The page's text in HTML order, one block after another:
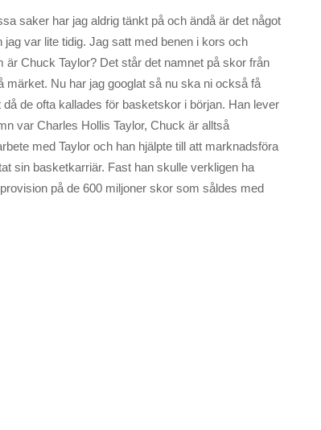
saker har jag aldrig tänkt på och ändå är det något
var lite tidig. Jag satt med benen i kors och
Chuck Taylor? Det står det namnet på skor från
Nu har jag googlat så nu ska ni också få
de ofta kallades för basketskor i början. Han lever
var Charles Hollis Taylor, Chuck är alltså
med Taylor och han hjälpte till att marknadsföra
sin basketkarriär. Fast han skulle verkligen ha
på de 600 miljoner skor som såldes med